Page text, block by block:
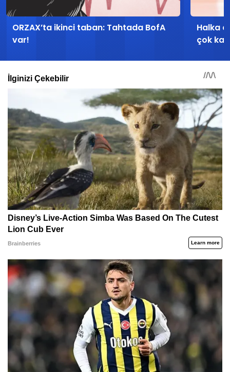
ORZAX’ta ikinci taban: Tahtada BofA
var!
Halka
çok